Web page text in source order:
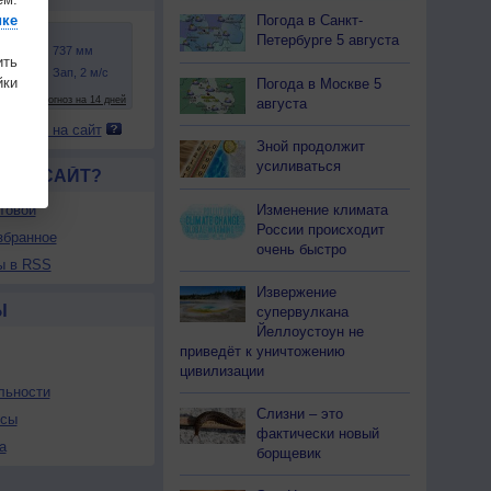
погоду на сайт
САЙТ?
в RSS
Погода в Санкт-
Петербурге 5 августа
Погода в Москве 5
августа
Зной продолжит
усиливаться
Изменение климата
России происходит
очень быстро
Извержение
супервулкана
Йеллоустоун не
приведёт к уничтожению
цивилизации
Слизни – это
фактически новый
борщевик